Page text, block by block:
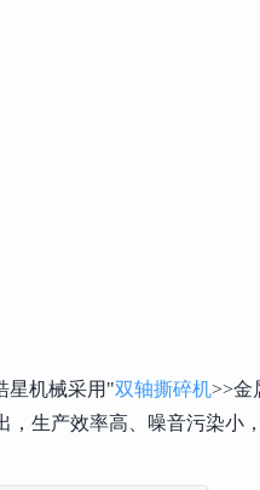
星机械采用"双轴撕碎机>>金
生产效率高、噪音污染小